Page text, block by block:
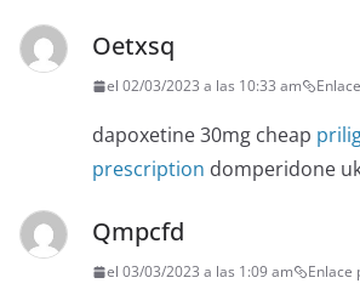
Oetxsq
el 02/03/2023 a las 10:33 am
dapoxetine 30mg cheap
prescription domperidone
Qmpcfd
el 03/03/2023 a las 1:09 am Enlace